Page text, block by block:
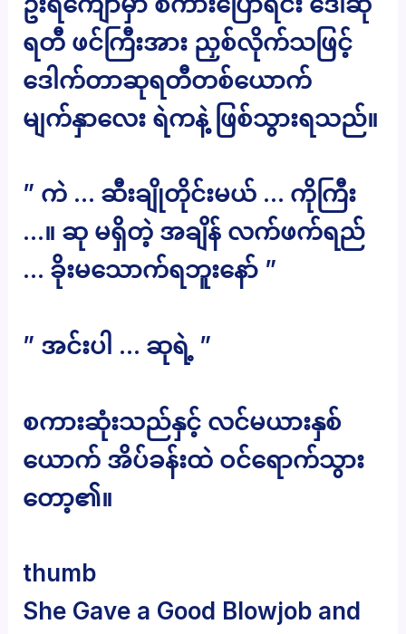
ရတီ ဖင်ကြီးအား ညှစ်လိုက်သဖြင့်
ဒေါက်တာဆုရတီတစ်ယောက်
မျက်နှာလေး ရဲကနဲ့ ဖြစ်သွားရသည်။
” ကဲ … ဆီးချိုတိုင်းမယ် … ကိုကြီး
…။ ဆု မရှိတဲ့ အချိန် လက်ဖက်ရည်
… ခိုးမသောက်ရဘူးနော် ”
” အင်းပါ … ဆုရဲ့ ”
စကားဆုံးသည်နှင့် လင်မယားနှစ်
ယောက် အိပ်ခန်းထဲ ဝင်ရောက်သွား
တော့၏။
thumb
She Gave a Good Blowjob and